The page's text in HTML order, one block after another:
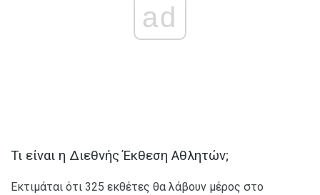
ad
Τι είναι η Διεθνής Έκθεση Αθλητών;
Εκτιμάται ότι 325 εκθέτες θα λάβουν μέρος στο